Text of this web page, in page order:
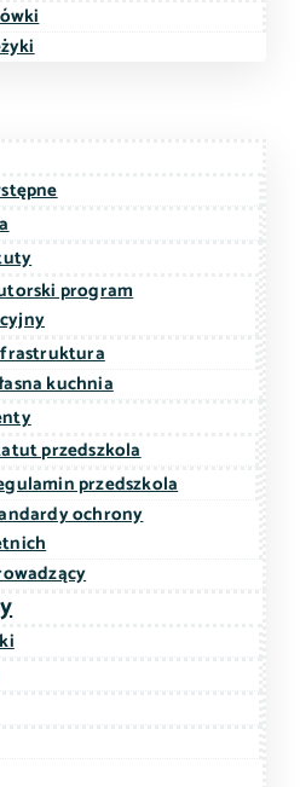
program
kuchnia
przedszkola
przedszkola
ochrony